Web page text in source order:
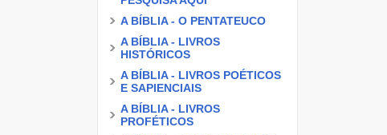
A BÍBLIA - O PENTATEUCO
A BÍBLIA - LIVROS
HISTÓRICOS
A BÍBLIA - LIVROS POÉTICOS
E SAPIENCIAIS
A BÍBLIA - LIVROS
PROFÉTICOS